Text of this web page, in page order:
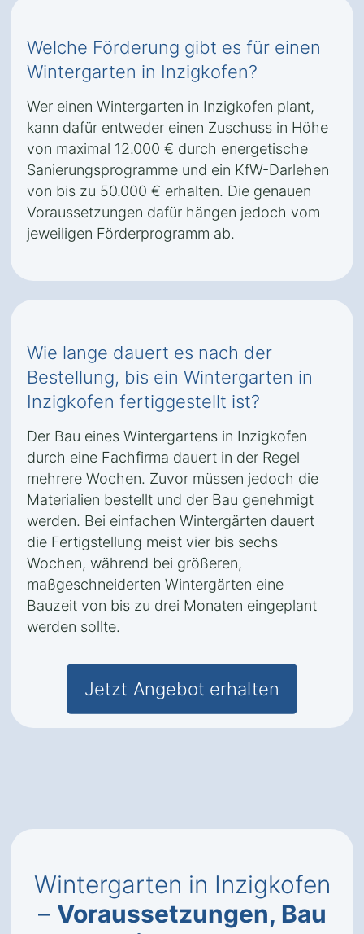
Welche Förderung gibt es für einen
Wintergarten in Inzigkofen?
Wer einen Wintergarten in Inzigkofen plant,
kann dafür entweder einen Zuschuss in Höhe
von maximal 12.000 € durch energetische
Sanierungsprogramme und ein KfW-Darlehen
von bis zu 50.000 € erhalten. Die genauen
Voraussetzungen dafür hängen jedoch vom
jeweiligen Förderprogramm ab.
Wie lange dauert es nach der
Bestellung, bis ein Wintergarten in
Inzigkofen fertiggestellt ist?
Der Bau eines Wintergartens in Inzigkofen
durch eine Fachfirma dauert in der Regel
mehrere Wochen. Zuvor müssen jedoch die
Materialien bestellt und der Bau genehmigt
werden. Bei einfachen Wintergärten dauert
die Fertigstellung meist vier bis sechs
Wochen, während bei größeren,
maßgeschneiderten Wintergärten eine
Bauzeit von bis zu drei Monaten eingeplant
werden sollte.
Jetzt Angebot erhalten
Wintergarten in Inzigkofen
– Voraussetzungen, Bau